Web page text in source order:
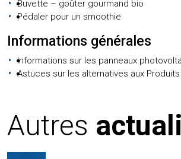
Buvette – goûter gourmand bio
Pédaler pour un smoothie
Informations générales
Informations sur les panneaux
Astuces sur les alternatives aux
Autres